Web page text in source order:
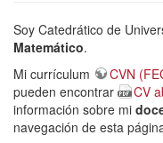
Soy Catedrático de
Matemático.
Mi currículum
CVN
pueden encontrar
CV
información sobre mi
navegación de esta